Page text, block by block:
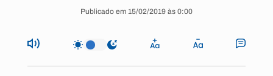
Publicado em 15/02/2019 às 0:00